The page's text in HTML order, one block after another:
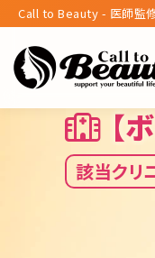
Call to Beauty - 医師監
【
該当クリ